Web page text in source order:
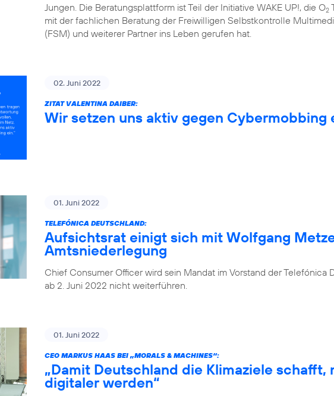
Jungen. Die Beratungsplattform ist Teil der Initiative WAKE UP!, die O2
mit der fachlichen Beratung der Freiwilligen Selbstkontrolle
(FSM) und weiterer Partner ins Leben gerufen hat.
02. Juni 2022
ZITAT VALENTINA DAIBER:
Wir setzen uns aktiv gegen Cybermobbing
01. Juni 2022
TELEFÓNICA DEUTSCHLAND:
Aufsichtsrat einigt sich mit Wolfgang
Amtsniederlegung
Chief Consumer Officer wird sein Mandat im Vorstand der Telefónica
ab 2. Juni 2022 nicht weiterführen.
01. Juni 2022
CEO MARKUS HAAS BEI „MORALS & MACHINES“:
„Damit Deutschland die Klimaziele schafft,
digitaler werden“